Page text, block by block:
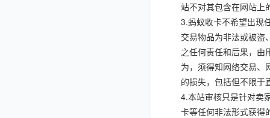
站不对其包含在网站上
3.蚂蚁收卡不希望出现
交易物品为非法或被盗
之任何责任和后果，由
为，须得知网络交易、
的损失，包括但不限于
4.本站审核只是针对卖
卡等任何非法形式获得